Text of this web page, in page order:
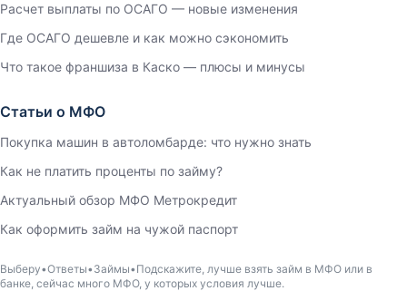
Расчет выплаты по ОСАГО — новые изменения
Где ОСАГО дешевле и как можно сэкономить
Что такое франшиза в Каско — плюсы и минусы
Статьи о МФО
Покупка машин в автоломбарде: что нужно знать
Как не платить проценты по займу?
Актуальный обзор МФО Метрокредит
Как оформить займ на чужой паспорт
Выберу Ответы Займы Подскажите, лучше взять займ в МФО или в
банке, сейчас много МФО, у которых условия лучше.